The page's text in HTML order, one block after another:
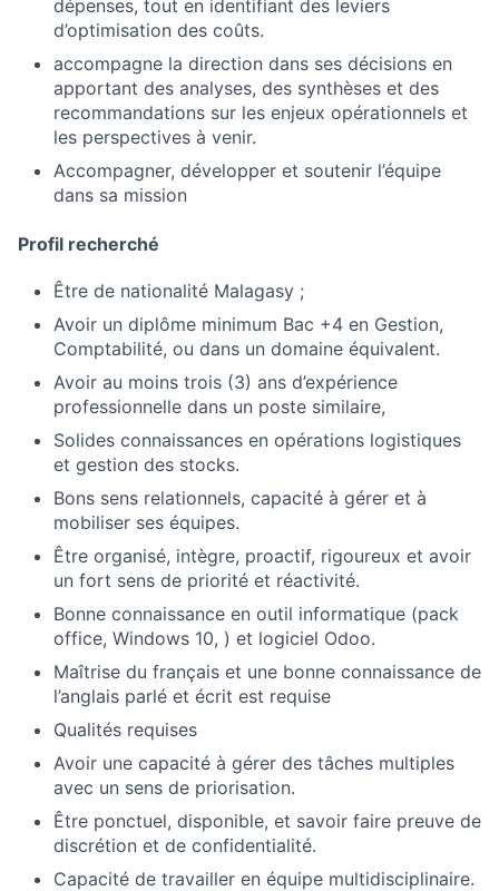
dépenses, tout en identifiant des leviers
d’optimisation des coûts.
accompagne la direction dans ses décisions en
apportant des analyses, des synthèses et des
recommandations sur les enjeux opérationnels et
les perspectives à venir.
Accompagner, développer et soutenir l’équipe
dans sa mission
Profil recherché
Être de nationalité Malagasy ;
Avoir un diplôme minimum Bac +4 en Gestion,
Comptabilité, ou dans un domaine équivalent.
Avoir au moins trois (3) ans d’expérience
professionnelle dans un poste similaire,
Solides connaissances en opérations logistiques
et gestion des stocks.
Bons sens relationnels, capacité à gérer et à
mobiliser ses équipes.
Être organisé, intègre, proactif, rigoureux et avoir
un fort sens de priorité et réactivité.
Bonne connaissance en outil informatique (pack
office, Windows 10, ) et logiciel Odoo.
Maîtrise du français et une bonne connaissance de
l’anglais parlé et écrit est requise
Qualités requises
Avoir une capacité à gérer des tâches multiples
avec un sens de priorisation.
Être ponctuel, disponible, et savoir faire preuve de
discrétion et de confidentialité.
Capacité de travailler en équipe multidisciplinaire.